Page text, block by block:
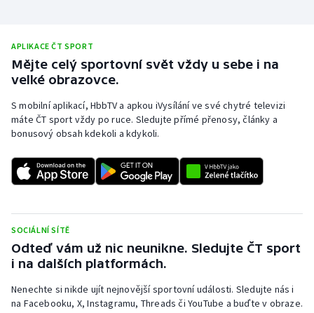
Ragby
Rychlobruslení
Rychlostní kanoistika
Short track
Triatlon
Veslování
APLIKACE ČT SPORT
Mějte celý sportovní svět vždy u sebe i na
velké obrazovce.
S mobilní aplikací, HbbTV a apkou iVysílání ve své chytré televizi
máte ČT sport vždy po ruce. Sledujte přímé přenosy, články a
bonusový obsah kdekoli a kdykoli.
SOCIÁLNÍ SÍTĚ
Odteď vám už nic neunikne. Sledujte ČT sport
i na dalších platformách.
Nenechte si nikde ujít nejnovější sportovní události. Sledujte nás i
na Facebooku, X, Instagramu, Threads či YouTube a buďte v obraze.